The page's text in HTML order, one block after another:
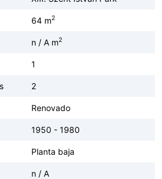
64 m2
n / A m2
1
2
Renovado
1950 - 1980
Planta baja
n / A